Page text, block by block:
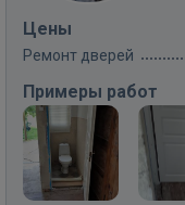
Цены
Ремонт дверей
Примеры работ